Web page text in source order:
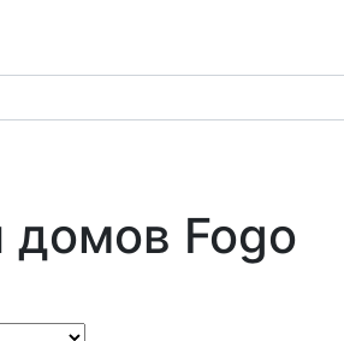
домов Fogo